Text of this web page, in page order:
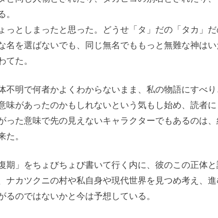
。
っとしまったと思った。どうせ「タ」だの「タカ」
名を選ばないでも、同じ無名でももっと無難な神は
てた。
不明で何者かよくわからないまま、私の物語にすべ
味があったのかもしれないという気もし始め、読者
った意味で先の見えないキャラクターでもあるのは
た。
期」をちょびちょび書いて行く内に、彼のこの正体
ナカツクニの村や私自身や現代世界を見つめ考え、
のではないかと今は予想している。